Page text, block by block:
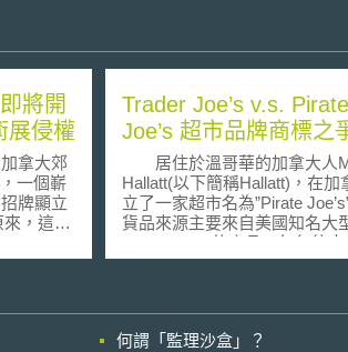
將開
展侵權
拿大郊
一個嶄
牌顯立
，這是
展開，在
望能藉
Trader Joe’s v.s. Pirate
Joe’s 超市品牌商標之
居住於溫哥華的加拿大人
Hallatt(以下簡稱Hallatt)，在加
立了一家超市名為”Pirate
貨品來源主要來自美國知名大
Trader Joe’s的產品，每年往來
加拿大平均花費近35萬美元購
Joe’s的最忠實客戶Hallatt，卻
何謂「監理沙盒」？